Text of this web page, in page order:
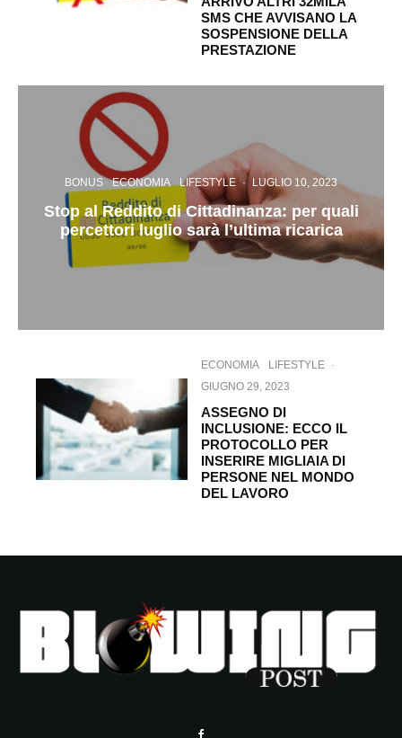
SMS CHE AVVISANO LA
SOSPENSIONE DELLA
PRESTAZIONE
BONUS ECONOMIA LIFESTYLE · LUGLIO 10, 2023
Stop al Reddito di Cittadinanza: per quali
percettori luglio sarà l’ultima ricarica
ECONOMIA LIFESTYLE ·
GIUGNO 29, 2023
ASSEGNO DI
INCLUSIONE: ECCO IL
PROTOCOLLO PER
INSERIRE MIGLIAIA DI
PERSONE NEL MONDO
DEL LAVORO